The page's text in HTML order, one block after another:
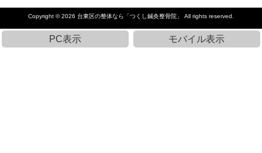
Copyright © 2026 台東区の整体なら「つくし鍼灸整骨院」 All rights reserved.
PC表示 モバイル表示